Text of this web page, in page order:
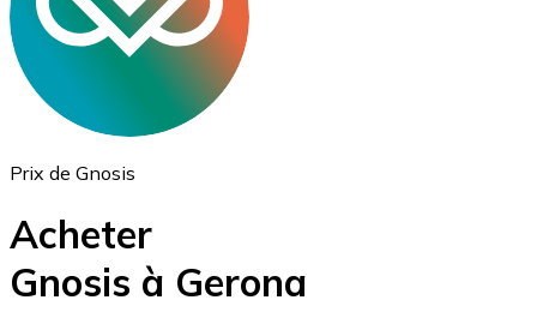
ETH
Prix de Gnosis
Acheter
Gnosis à Gerona